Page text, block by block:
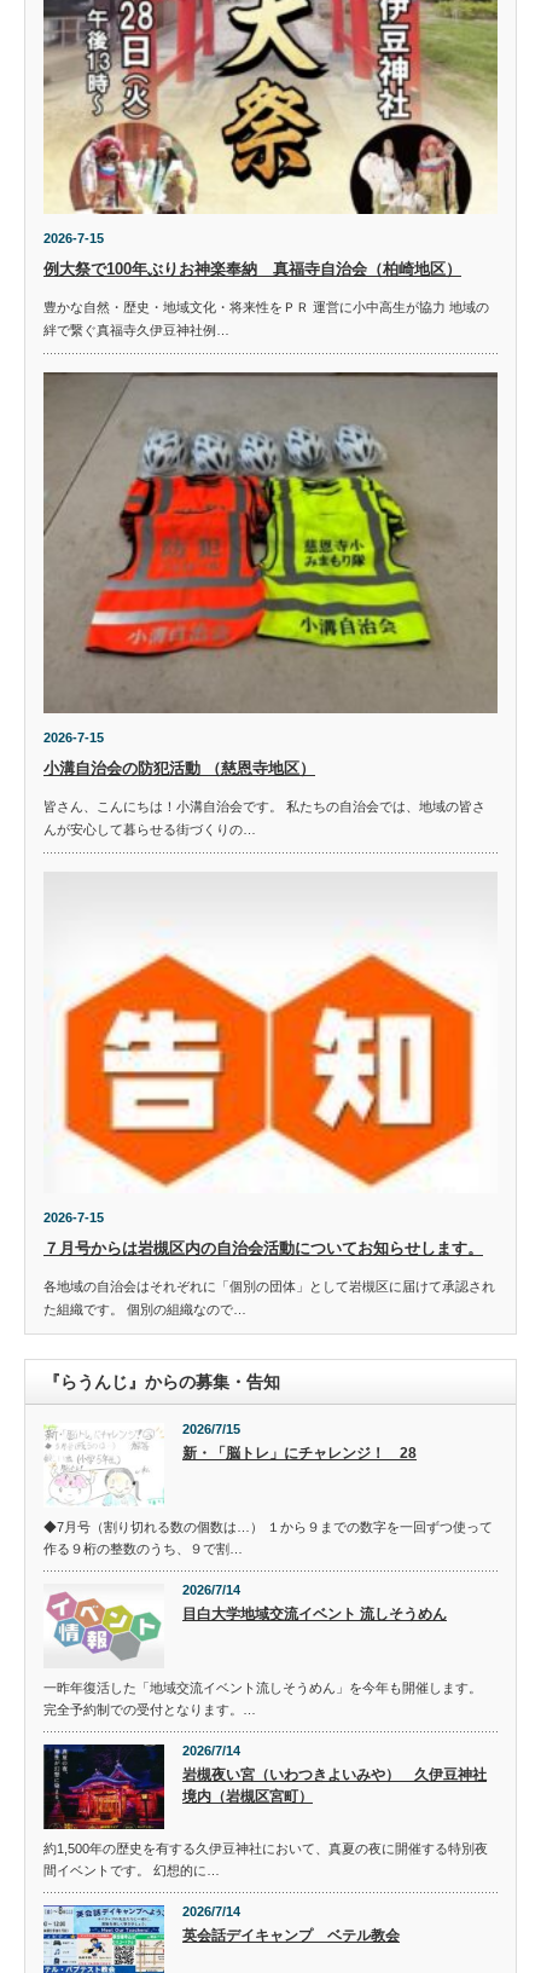
2026-7-15
例大祭で100年ぶりお神楽奉納 真福寺自治会（柏崎地区）
豊かな自然・歴史・地域文化・将来性をＰＲ 運営に小中高生が協力 地域の
絆で繋ぐ真福寺久伊豆神社例…
2026-7-15
小溝自治会の防犯活動 （慈恩寺地区）
皆さん、こんにちは！小溝自治会です。 私たちの自治会では、地域の皆さ
んが安心して暮らせる街づくりの…
2026-7-15
７月号からは岩槻区内の自治会活動についてお知らせします。
各地域の自治会はそれぞれに「個別の団体」として岩槻区に届けて承認され
た組織です。 個別の組織なので…
『らうんじ』からの募集・告知
2026/7/15
新・「脳トレ」にチャレンジ！ 28
◆7月号（割り切れる数の個数は…） １から９までの数字を一回ずつ使って
作る９桁の整数のうち、９で割…
2026/7/14
目白大学地域交流イベント 流しそうめん
一昨年復活した「地域交流イベント流しそうめん」を今年も開催します。
完全予約制での受付となります。…
2026/7/14
岩槻夜い宮（いわつきよいみや） 久伊豆神社
境内（岩槻区宮町）
約1,500年の歴史を有する久伊豆神社において、真夏の夜に開催する特別夜
間イベントです。 幻想的に…
2026/7/14
英会話デイキャンプ ベテル教会